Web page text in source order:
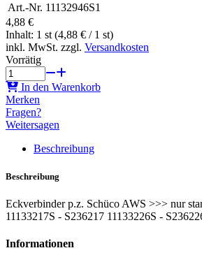
Art.-Nr. 11132946S1
4,88 €
Inhalt: 1 st (4,88 € / 1 st)
inkl. MwSt. zzgl. Versandkosten
Vorrätig
In den Warenkorb
Merken
Fragen?
Weitersagen
Beschreibung
Beschreibung
Eckverbinder p.z. Schüco AWS >>> nur
11133217S - S236217 11133226S -
Informationen